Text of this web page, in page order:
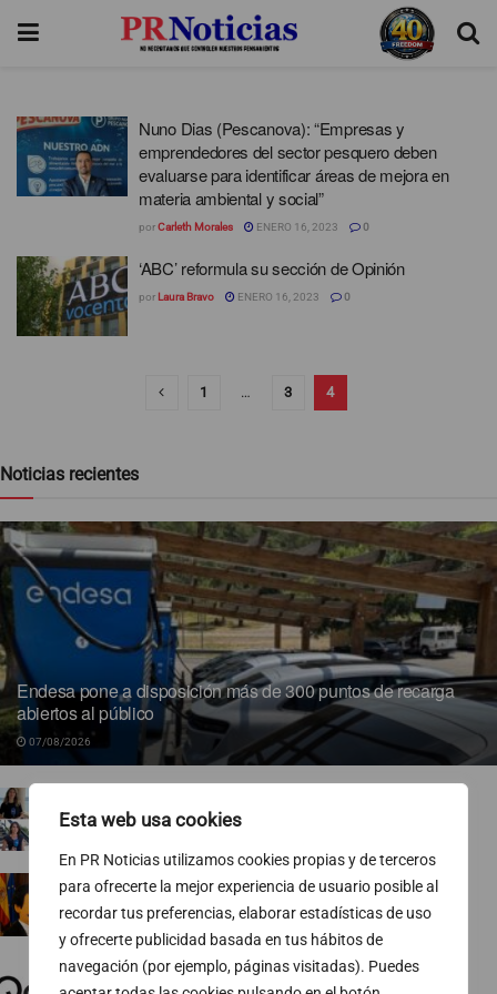
Esta web usa cookies
En PR Noticias utilizamos cookies propias y de terceros
para ofrecerte la mejor experiencia de usuario posible al
recordar tus preferencias, elaborar estadísticas de uso
y ofrecerte publicidad basada en tus hábitos de
navegación (por ejemplo, páginas visitadas). Puedes
Nuno Dias (Pescanova): “Empresas y
emprendedores del sector pesquero deben
evaluarse para identificar áreas de mejora en
materia ambiental y social”
porCarleth Morales ENERO 16, 2023 0
‘ABC’ reformula su sección de Opinión
por Laura Bravo ENERO 16, 2023 0
1 … 3 4
Noticias recientes
Endesa pone a disposición más de 300 puntos de recarga
abiertos al público
07/08/2026
07/08/2026
Ropa para socialistas
07/08/2026
El 74 % de las pymes europeas gestiona sus
finanzas fuera del horario laboral